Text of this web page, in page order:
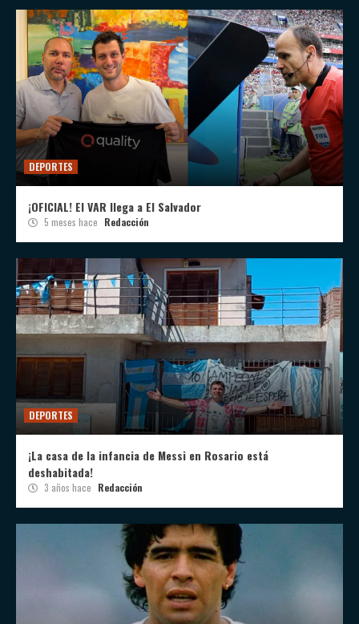
DEPORTES
¡OFICIAL! El VAR llega a El Salvador
5 meses hace Redacción
DEPORTES
¡La casa de la infancia de Messi en Rosario está
deshabitada!
3 años hace Redacción